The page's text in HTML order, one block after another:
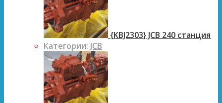
{KBJ2303} JCB 240 станция
Категории: JCB